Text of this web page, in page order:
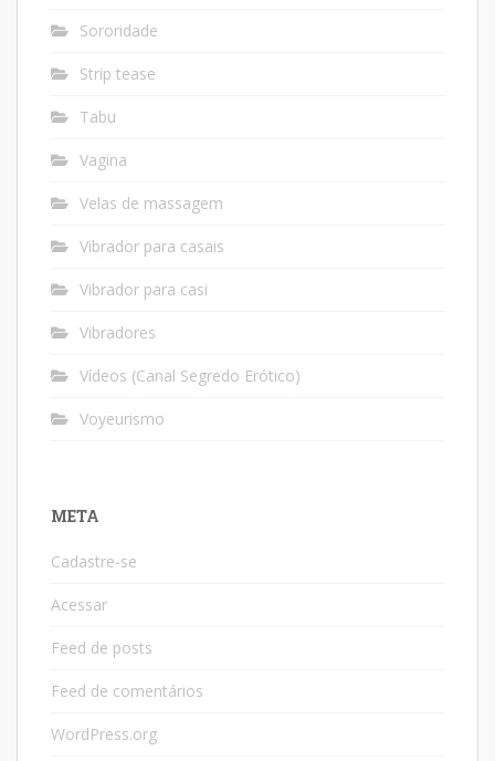
Sororidade
Strip tease
Tabu
Vagina
Velas de massagem
Vibrador para casais
Vibrador para casi
Vibradores
Vídeos (Canal Segredo Erótico)
Voyeurismo
META
Cadastre-se
Acessar
Feed de posts
Feed de comentários
WordPress.org